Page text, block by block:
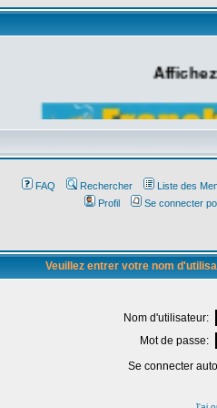
FAQ Rechercher
Liste des
Profil
Se connecter
Veuillez entrer votre nom
Nom d'utilisateur:
Mot de passe:
Se connecter